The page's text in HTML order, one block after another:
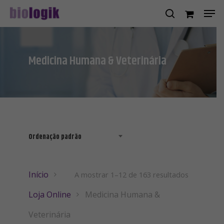
Hit enter to search or ESC to close
Medicina Humana & Veterinária
Ordenação padrão
A mostrar 1–12 de 163 resultados
Início
Loja Online
Medicina Humana &
Veterinária